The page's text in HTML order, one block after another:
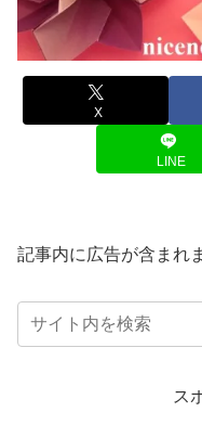
X
LINE
記事内に広告が含まれ
ス